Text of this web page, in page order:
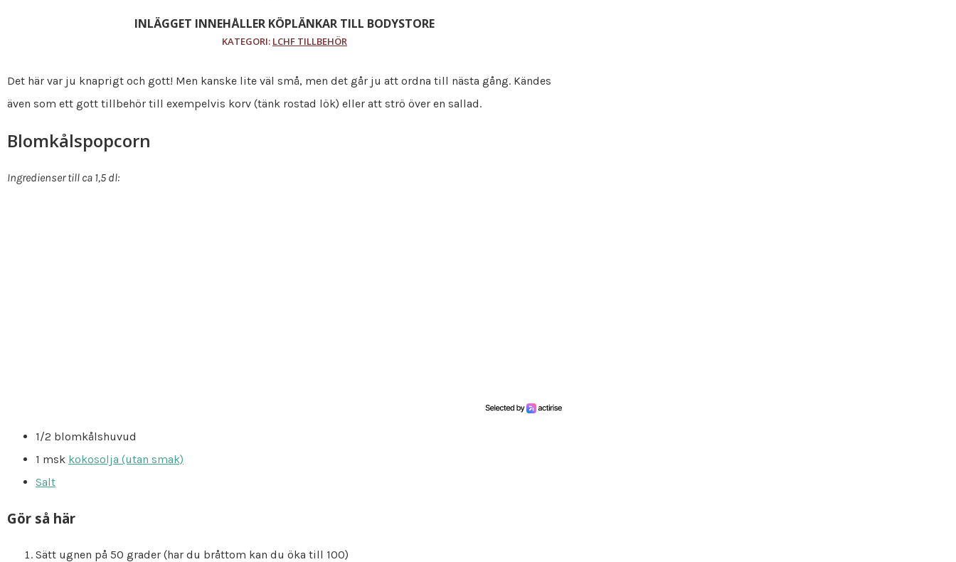
INLÄGGET INNEHÅLLER KÖPLÄNKAR TILL BODYSTORE
KATEGORI: LCHF TILLBEHÖR
Det här var ju knaprigt och gott! Men kanske lite väl små, men det går ju att ordna till nästa gång. Kändes
även som ett gott tillbehör till exempelvis korv (tänk rostad lök) eller att strö över en sallad.
Blomkålspopcorn
Ingredienser till ca 1,5 dl:
1/2 blomkålshuvud
1 msk kokosolja (utan smak)
Salt
Gör så här
Sätt ugnen på 50 grader (har du bråttom kan du öka till 100)